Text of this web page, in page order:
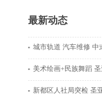
最新动态